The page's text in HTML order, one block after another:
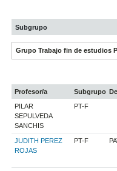
Subgrupo
Grupo Trabajo fin de estudios
Profesor/a Subgrupo
PILAR
SEPULVEDA
SANCHIS
PT-F
JUDITH PEREZ
ROJAS
PT-F